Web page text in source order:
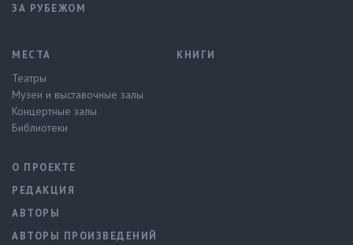
ЗА РУБЕЖОМ
МЕСТА
Театры
Музеи и выставочные залы
Концертные залы
Библиотеки
КНИГИ
О ПРОЕКТЕ
РЕДАКЦИЯ
АВТОРЫ
АВТОРЫ ПРОИЗВЕДЕНИЙ